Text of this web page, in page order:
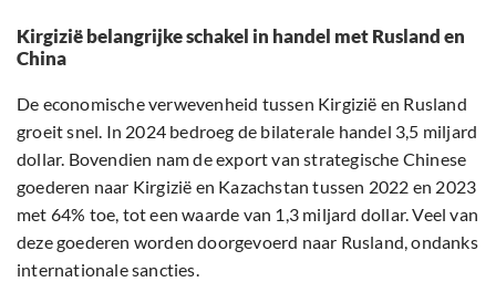
Kirgizië belangrijke schakel in handel met Rusland en
China
De economische verwevenheid tussen Kirgizië en Rusland
groeit snel. In 2024 bedroeg de bilaterale handel 3,5 miljard
dollar. Bovendien nam de export van strategische Chinese
goederen naar Kirgizië en Kazachstan tussen 2022 en 2023
met 64% toe, tot een waarde van 1,3 miljard dollar. Veel van
deze goederen worden doorgevoerd naar Rusland, ondanks
internationale sancties.